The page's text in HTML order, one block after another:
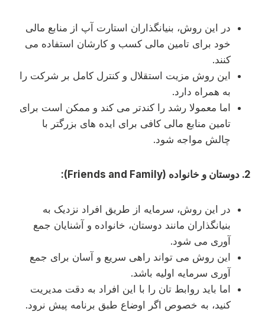
در این روش، بنیانگذاران استارت آپ از منابع مالی
خود برای تامین مالی کسب و کارشان استفاده می
کنند.
این روش مزیت استقلال و کنترل کامل بر شرکت را
به همراه دارد.
اما معمولا رشد را کندتر می کند و ممکن است برای
تامین منابع مالی کافی برای ایده های بزرگتر با
چالش مواجه شود.
2. دوستان و خانواده (Friends and Family):
در این روش، سرمایه از طریق افراد نزدیک به
بنیانگذاران مانند دوستان، خانواده و آشنایان جمع
آوری می شود.
این روش می تواند راهی سریع و آسان برای جمع
آوری سرمایه اولیه باشد.
اما باید روابط تان را با این افراد به دقت مدیریت
کنید، به خصوص اگر اوضاع طبق برنامه پیش نرود.